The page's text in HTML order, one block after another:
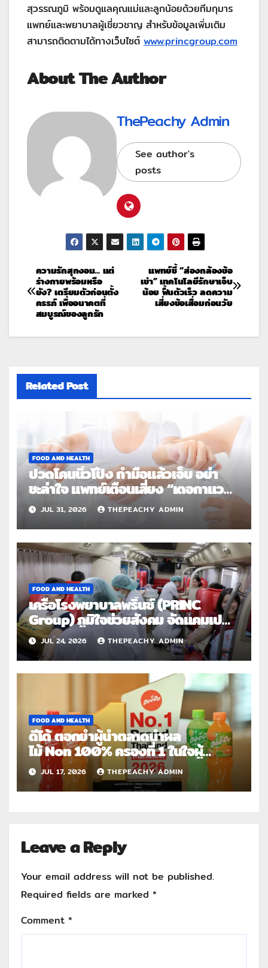
สุวรรณภูมิ พร้อมดูแลคุณแม่และลูกน้อยด้วยทีมกุมาร
แพทย์และพยาบาลผู้เชี่ยวชาญ สำหรับข้อมูลเพิ่มเติม
สามารถติดตามได้ทางเว็บไซต์ www.princgroup.com
About The Author
ThePeachy Admin
See author's
posts
แพทย์ชี้ “ส่องกล้องข้อ
เข่า” เทคโนโลยีรักษาเจ็บ
น้อย ฟื้นตัวเร็ว ลดความ
เสี่ยงข้อเสื่อมก่อนวัย
ความรักสุกงอม… แต่
ร่างกายพร้อมหรือ
ยัง? เตรียมตัวก่อนตั้ง
ครรภ์ เพื่ออนาคตที่
สมบูรณ์ของลูกรัก
Related Post
FOOD AND HEALTH
ปวดโคนนิ้วโป้ง กำมือแล้วเจ็บ อย่า
ชะล่าใจ แพทย์เตือนเสี่ยง “เดอกาแวง”
โรคปลอกหุ้มเอ็นอักเสบจากการใช้งาน
ซ้ำJUL 31, 2026 THEPEACHY ADMIN
FOOD AND HEALTH
เครือโรงพยาบาลพริ้นซ์ (PRINC
Group) ภูมิใจช่วยสังคม จัดแคมเปญ
ใหญ่ระดับประเทศ “PRINC ผสาน : สาน
ต่อการให้ไม่สิ้นสุด”
JUL 24, 2026 THEPEACHY ADMIN
FOOD AND HEALTH
ดีโด้ ตอกย้ำผู้นำตลาดน้ำผล
ไม้ Non 100% ครองที่ 1 ในใจผู้
บริโภค 8 ปีซ้อน คว้า
รางวัล Marketeer No.1 Brand
Thailand 2025-2026
JUL 17, 2026 THEPEACHY ADMIN
Leave a Reply
Your email address will not be published.
Required fields are marked *
Comment *